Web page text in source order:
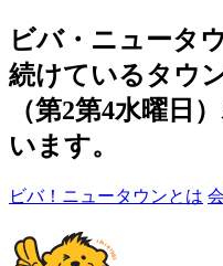
ビバ・ニュータ
続けているタウ
（第2第4水曜日
います。
ビバ！ニュータウンとは